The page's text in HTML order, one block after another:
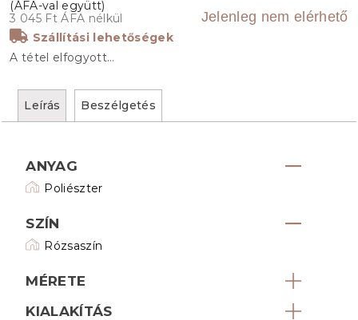
3 045 Ft ÁFA nélkül Jelenleg nem elérhető
Szállítási lehetőségek
A tétel elfogyott…
Leírás Beszélgetés
ANYAG
Poliészter
SZÍN
Rózsaszín
MÉRETE
KIALAKÍTÁS